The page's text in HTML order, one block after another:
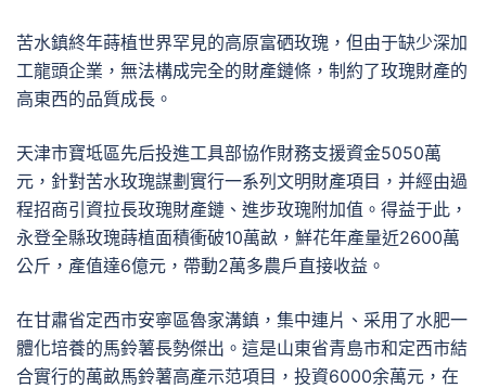
苦水鎮終年蒔植世界罕見的高原富硒玫瑰，但由于缺少深加
工龍頭企業，無法構成完全的財產鏈條，制約了玫瑰財產的
高東西的品質成長。
天津市寶坻區先后投進工具部協作財務支援資金5050萬
元，針對苦水玫瑰謀劃實行一系列文明財產項目，并經由過
程招商引資拉長玫瑰財產鏈、進步玫瑰附加值。得益于此，
永登全縣玫瑰蒔植面積衝破10萬畝，鮮花年產量近2600萬
公斤，產值達6億元，帶動2萬多農戶直接收益。
在甘肅省定西市安寧區魯家溝鎮，集中連片、采用了水肥一
體化培養的馬鈴薯長勢傑出。這是山東省青島市和定西市結
合實行的萬畝馬鈴薯高產示范項目，投資6000余萬元，在